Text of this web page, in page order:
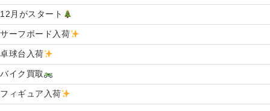
12月がスタート
サーフボード入荷
卓球台入荷
バイク買取
フィギュア入荷